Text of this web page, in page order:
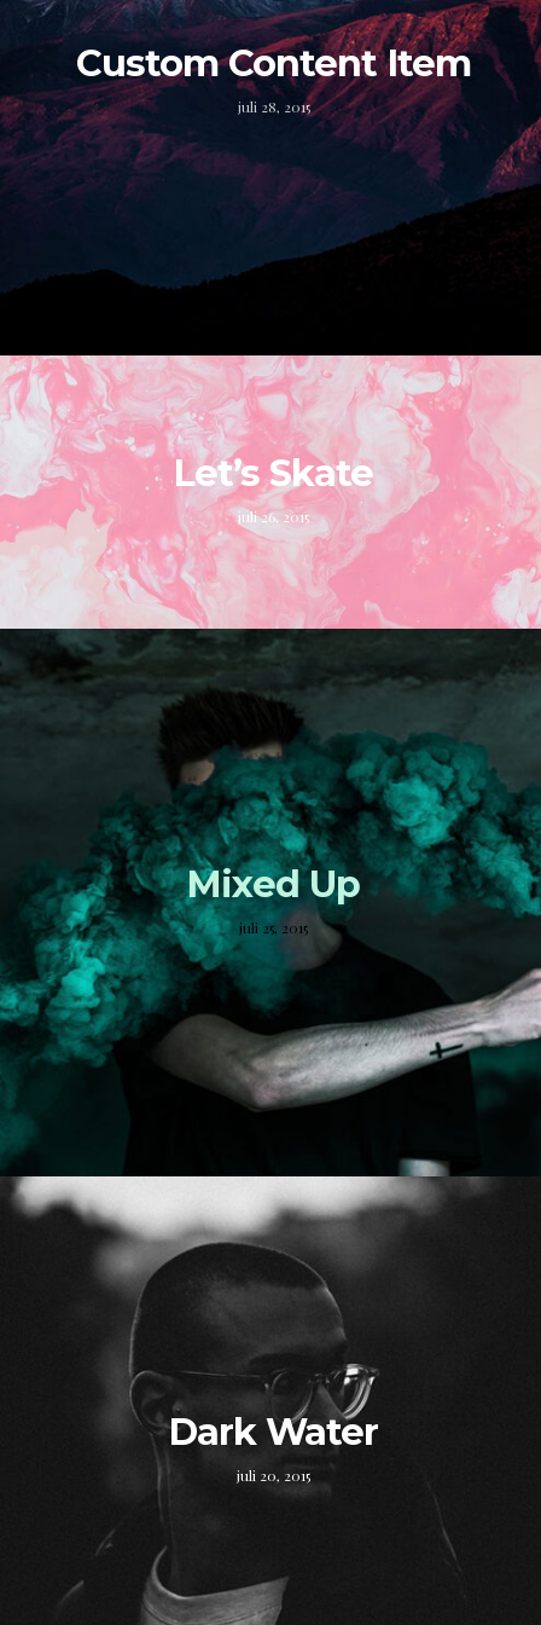
Custom Content Item
juli 28, 2015
Let’s Skate
juli 26, 2015
Mixed Up
juli 25, 2015
Dark Water
juli 20, 2015